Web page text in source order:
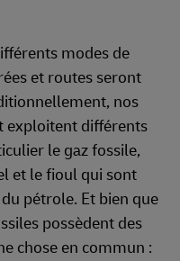
modes de
et routes seront
nos
exploitent différents
le gaz fossile,
et le fioul qui sont
pétrole. Et bien que
possèdent des
chose en commun :